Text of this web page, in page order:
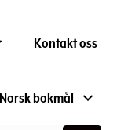
Kontakt oss
Norsk bokmål